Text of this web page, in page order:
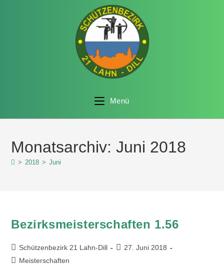
Menü
Monatsarchiv: Juni 2018
> 2018 > Juni
Bezirksmeisterschaften 1.56
Schützenbezirk 21 Lahn-Dill
27. Juni 2018
Meisterschaften